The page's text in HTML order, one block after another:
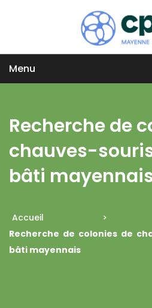
Menu
Recherche de
chauves-
bâti
Accueil >
Recherche de colonies de
bâti mayennais